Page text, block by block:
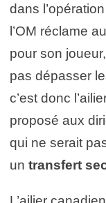
dans
l’OM réclame au
pour son
pas dépasser
c’est donc
proposé aux
qui ne serait
un transfert